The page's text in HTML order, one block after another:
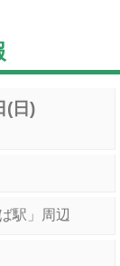
(日)
駅」周辺